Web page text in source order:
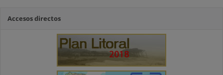
Accesos directos